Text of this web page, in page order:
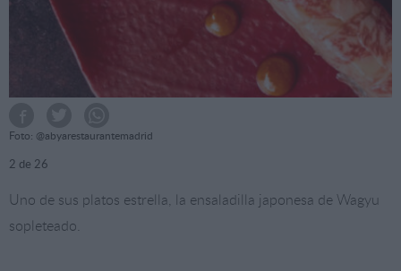
Foto: @abyarestaurantemadrid
2 de 26
Uno de sus platos estrella, la ensaladilla japonesa de Wagyu
sopleteado.